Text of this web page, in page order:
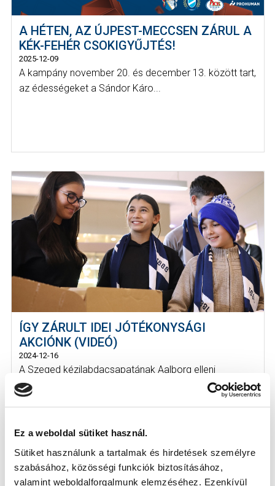
Ez a weboldal sütiket használ.
Sütiket használunk a tartalmak és hirdetések személyre
szabásához, közösségi funkciók biztosításához,
valamint weboldalforgalmunk elemzéséhez. Ezenkívül
A HÉTEN, AZ ÚJPEST-MECCSEN ZÁRUL A
KÉK-FEHÉR CSOKIGYŰJTÉS!
2025-12-09
A kampány november 20. és december 13. között tart,
az édességeket a Sándor Káro...
ÍGY ZÁRULT IDEI JÓTÉKONYSÁGI
AKCIÓNK (VIDEÓ)
2024-12-16
A Szeged kézilabdacsapatának Aalborg elleni
találkozójával zárult az idei Kék-fe...